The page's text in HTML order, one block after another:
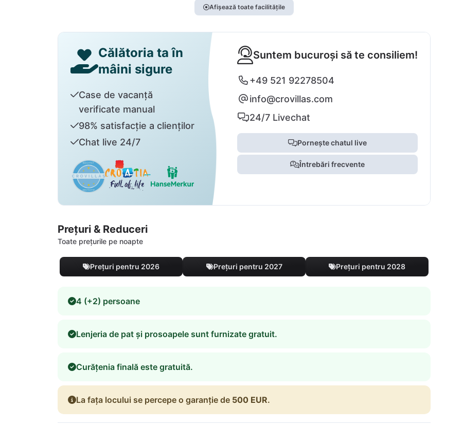
Afișează toate facilitățile
Călătoria ta în
mâini sigure
Case de vacanță
verificate manual
98% satisfacție a clienților
Chat live 24/7
Suntem bucuroși să te consiliem!
+49 521 92278504
info@crovillas.com
24/7 Livechat
Pornește chatul live
Întrebări frecvente
Prețuri & Reduceri
Toate prețurile pe noapte
Prețuri pentru 2026 Prețuri pentru 2027 Prețuri pentru 2028
4 (+2) persoane
Lenjeria de pat și prosoapele sunt furnizate gratuit.
Curățenia finală este gratuită.
La fața locului se percepe o garanție de 500 EUR.